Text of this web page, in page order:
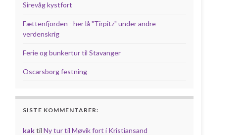
Sirevåg kystfort
Fættenfjorden - her lå "Tirpitz" under andre
verdenskrig
Ferie og bunkertur til Stavanger
Oscarsborg festning
SISTE KOMMENTARER:
kaktil Ny tur til Møvik fort i Kristiansand